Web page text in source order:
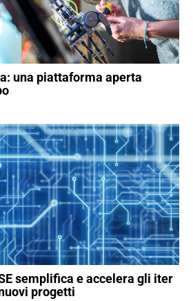
una piattaforma aperta
semplifica e accelera gli iter
progetti